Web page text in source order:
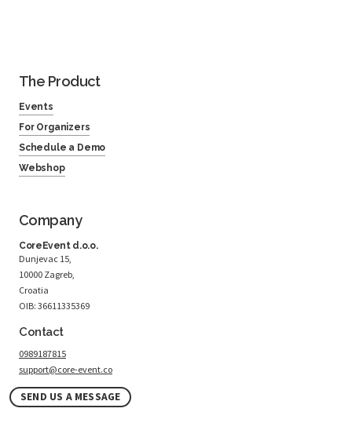
The Product
Events
For Organizers
Schedule a Demo
Webshop
Company
CoreEvent d.o.o.
Dunjevac 15,
10000 Zagreb,
Croatia
OIB: 36611335369
Contact
0989187815
support@core-event.co
SEND US A MESSAGE